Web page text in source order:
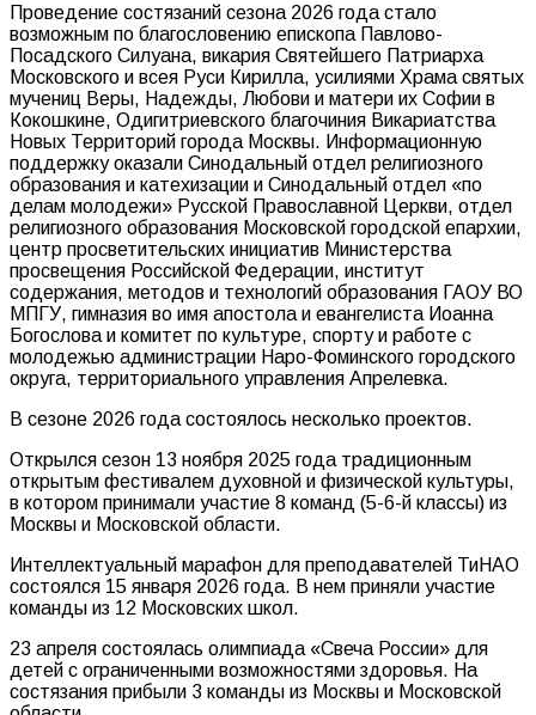
Проведение состязаний сезона 2026 года стало
возможным по благословению епископа Павлово-
Посадского Силуана, викария Святейшего Патриарха
Московского и всея Руси Кирилла, усилиями Храма святых
мучениц Веры, Надежды, Любови и матери их Софии в
Кокошкине, Одигитриевского благочиния Викариатства
Новых Территорий города Москвы. Информационную
поддержку оказали Синодальный отдел религиозного
образования и катехизации и Синодальный отдел «по
делам молодежи» Русской Православной Церкви, отдел
религиозного образования Московской городской епархии,
центр просветительских инициатив Министерства
просвещения Российской Федерации, институт
содержания, методов и технологий образования ГАОУ ВО
МПГУ, гимназия во имя апостола и евангелиста Иоанна
Богослова и комитет по культуре, спорту и работе с
молодежью администрации Наро-Фоминского городского
округа, территориального управления Апрелевка.
В сезоне 2026 года состоялось несколько проектов.
Открылся сезон 13 ноября 2025 года традиционным
открытым фестивалем духовной и физической культуры,
в котором принимали участие 8 команд (5-6-й классы) из
Москвы и Московской области.
Интеллектуальный марафон для преподавателей ТиНАО
состоялся 15 января 2026 года. В нем приняли участие
команды из 12 Московских школ.
23 апреля состоялась олимпиада «Свеча России» для
детей с ограниченными возможностями здоровья. На
состязания прибыли 3 команды из Москвы и Московской